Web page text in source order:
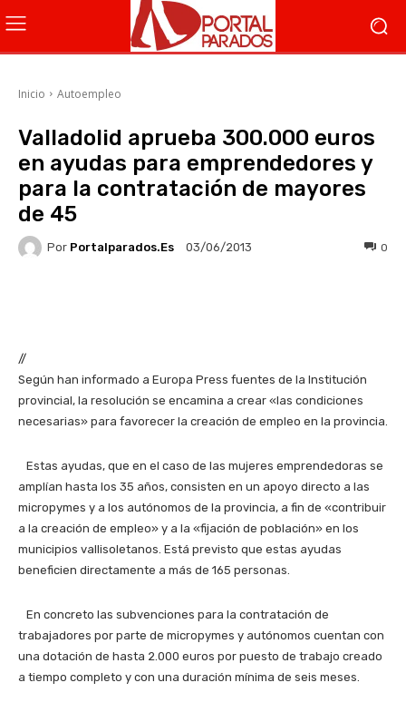
Inicio Autoempleo
Valladolid aprueba 300.000 euros
en ayudas para emprendedores y
para la contratación de mayores
de 45
Por Portalparados.es 03/06/2013 0
//
Según han informado a Europa Press fuentes de la Institución
provincial, la resolución se encamina a crear «las condiciones
necesarias» para favorecer la creación de empleo en la provincia.
Estas ayudas, que en el caso de las mujeres emprendedoras se
amplían hasta los 35 años, consisten en un apoyo directo a las
micropymes y a los autónomos de la provincia, a fin de «contribuir
a la creación de empleo» y a la «fijación de población» en los
municipios vallisoletanos. Está previsto que estas ayudas
beneficien directamente a más de 165 personas.
En concreto las subvenciones para la contratación de
trabajadores por parte de micropymes y autónomos cuentan con
una dotación de hasta 2.000 euros por puesto de trabajo creado
a tiempo completo y con una duración mínima de seis meses.